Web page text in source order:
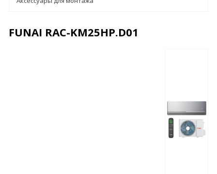
FUNAI RAC-KM25HP.D01